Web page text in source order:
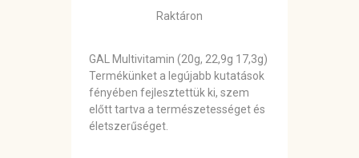
Raktáron
GAL Multivitamin (20g, 22,9g 17,3g)
Termékünket a legújabb kutatások
fényében fejlesztettük ki, szem
előtt tartva a természetességet és
életszerűséget.